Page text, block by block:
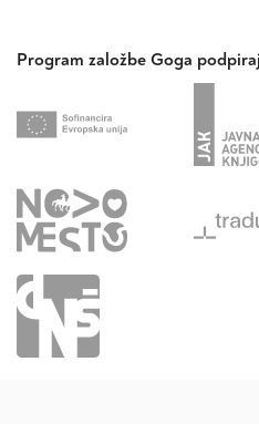
Program založbe Goga